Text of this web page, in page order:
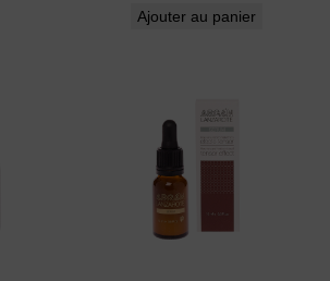
Ajouter au panier